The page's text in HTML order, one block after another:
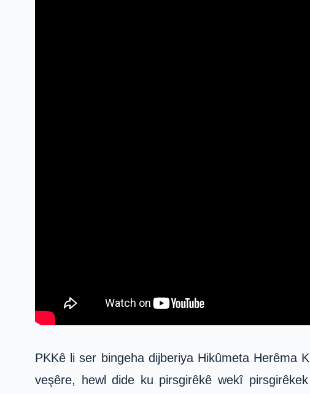
PKKê li ser bingeha dijberiya Hikûmeta Herêma
veşêre, hewl dide ku pirsgirêkê wekî